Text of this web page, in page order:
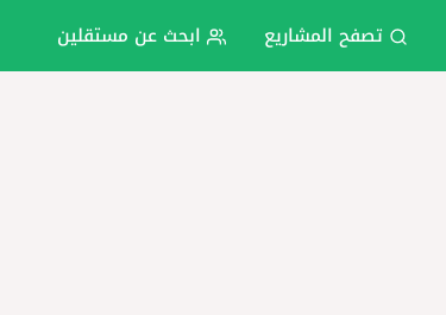
تصفح المشاريع ابحث عن مستقلين